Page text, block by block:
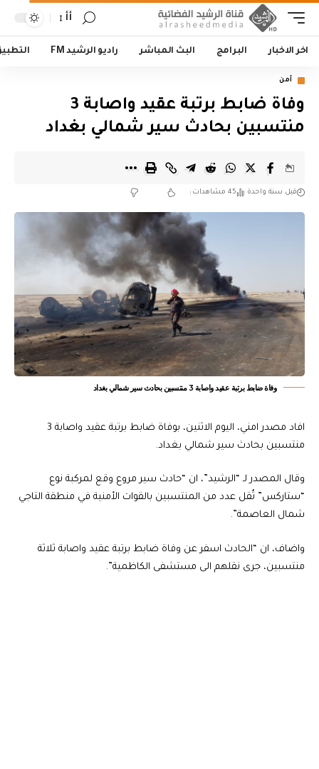
أأ
اخر الاخبار البرامج البث المباشر راديو الرشيد FM
أمن
وفاة ضابط برتبة عقيد واصابة 3
منتسبين بحادث سير شمالي بغداد
قبل سنة واحدة 45 مشاهدات
وفاة ضابط برتبة عقيد واصابة 3 منتسبين بحادث سير شمالي بغداد
افاد مصدر امني، اليوم الاثنين، بوفاة ضابط برتبة عقيد واصابة 3
منتسبين بحادث سير شمالي بغداد.
وقال المصدر لـ “الرشيد”، ان “حادث سير مروع وقع لمركبة نوع
“ستاركس” تُقل عدد من المنتسبين بالقوات الأمنية في منطقة التاجي
شمال العاصمة”.
واضاف، ان “الحادث اسفر عن وفاة ضابط برتبة عقيد واصابة ثلاثة
منتسبين، جرى نقلهم الى مستشفى الكاظمية”.